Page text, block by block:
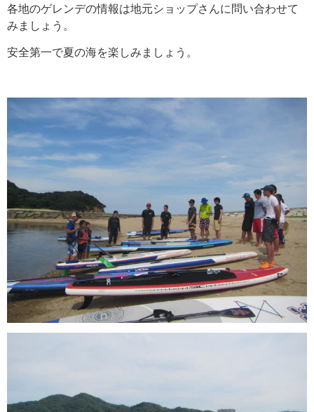
各地のゲレンデの情報は地元ショップさんに問い合わせて
みましょう。
安全第一で夏の海を楽しみましょう。